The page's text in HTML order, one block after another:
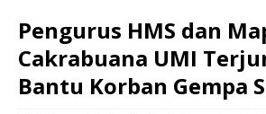
Pengurus HMS dan
Cakrabuana UMI
Bantu Korban Gempa